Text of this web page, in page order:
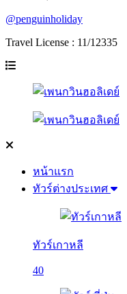
@penguinholiday
Travel License : 11/12335
หน้าแรก
ทัวร์ต่างประเทศ
ทัวร์เกาหลี
40